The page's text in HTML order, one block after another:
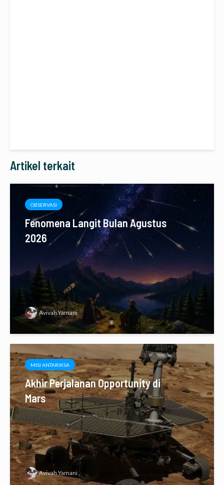
Artikel terkait
OBSERVASI
Fenomena Langit Bulan Agustus
2026
Avivah Yamani
MISI ANTARIKSA
Akhir Perjalanan Opportunity di
Mars
Avivah Yamani